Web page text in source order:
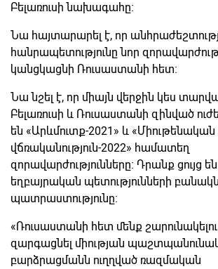
Բելառուսի նախագահը։
Նա հայտարարել է, որ
հանրապետությունը նոր
կանցկացնի Ռուսաստանի հետ։
Նա նշել է, որ միայն վերջին կես
Բելառուսի և Ռուսաստանի զինված
են «Արևմուտք-2021» և «Միութենական
վճռականություն-2022» համատեղ
զորավարժությունները։ Դրանք ցույց
եղբայրական պետությունների
պատրաստությունը։
«Ռուսաստանի հետ մենք
զարգացնել միության
բարձրացմանն ուղղված ռազմական